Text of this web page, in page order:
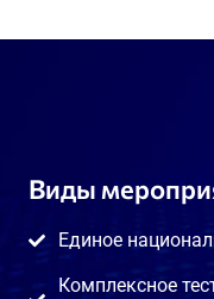
Виды
Единое
Комплексное